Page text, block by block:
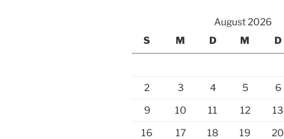
August 2026
S
M D M D
2
3 4 5 6
9
10 11 12 13
16
17 18 19 20